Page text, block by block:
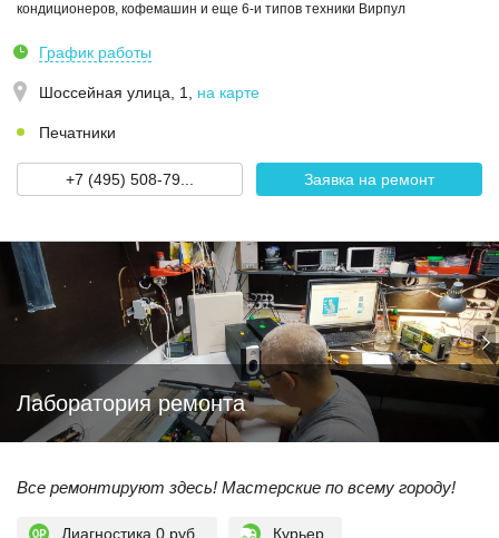
кондиционеров, кофемашин и еще 6-и типов техники Вирпул
График работы
Шоссейная улица, 1 на карте
Печатники
+7 (495) 508-79... Заявка на ремонт
Лаборатория ремонта
Все ремонтируют здесь! Мастерские по всему городу!
Диагностика 0 руб. Курьер